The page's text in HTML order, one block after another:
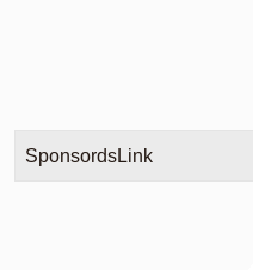
SponsordsLink